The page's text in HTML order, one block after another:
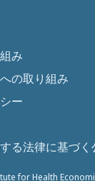
み
の取り組み
ー
る法律に基づく
for Health